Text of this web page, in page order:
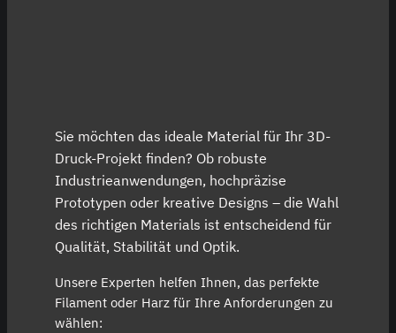
Sie möchten das ideale Material für Ihr 3D-
Druck-Projekt finden? Ob robuste
Industrieanwendungen, hochpräzise
Prototypen oder kreative Designs – die Wahl
des richtigen Materials ist entscheidend für
Qualität, Stabilität und Optik.
Unsere Experten helfen Ihnen, das perfekte
Filament oder Harz für Ihre Anforderungen zu
wählen: